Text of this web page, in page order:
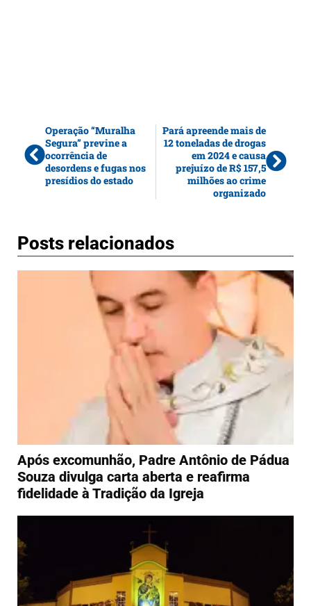
Operação “Muralha
Segura” previne a
ocorrência de
desordens e fugas nos
presídios do estado
Pará apreende mais de
12 toneladas de drogas
em 2024 e causa
prejuízo de R$ 157,5
milhões ao crime
organizado
Posts relacionados
Após excomunhão, Padre Antônio de Pádua
Souza divulga carta aberta e reafirma
fidelidade à Tradição da Igreja